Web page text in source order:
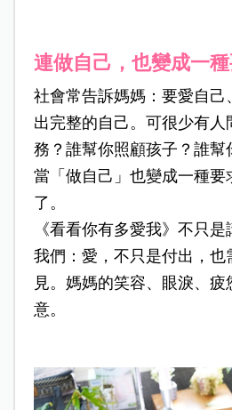
連做自己，也變成一
社會常告訴媽媽：要愛自
出完整的自己。可很少有人
務？誰幫你照顧孩子？誰幫
當「做自己」也變成一種要
了。
《看看你有多愛我》不只
我們：愛，不只是付出，也
見。媽媽的笑容、眼淚、
意。